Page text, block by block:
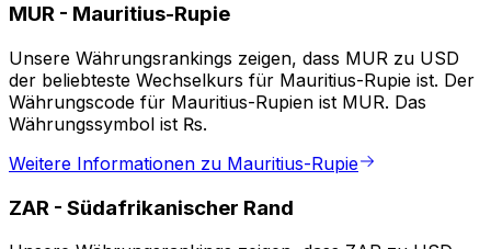
MUR - Mauritius-Rupie
Unsere Währungsrankings zeigen, dass MUR zu USD
der beliebteste Wechselkurs für Mauritius-Rupie ist. Der
Währungscode für Mauritius-Rupien ist MUR. Das
Währungssymbol ist ₨.
Weitere Informationen zu Mauritius-Rupie
ZAR - Südafrikanischer Rand